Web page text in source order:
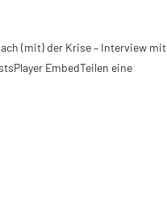
(mit) der Krise – Interview mit
EmbedTeilen eine